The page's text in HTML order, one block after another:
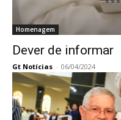
Homenagem
Dever de informar
Gt Notícias - 06/04/2024